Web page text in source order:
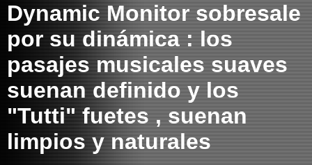
Dynamic Monitor sobresale
por su dinámica : los
pasajes musicales suaves
suenan definido y los
"Tutti" fuetes , suenan
limpios y naturales